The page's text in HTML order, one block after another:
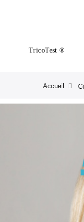
TricoTest ®
Accueil